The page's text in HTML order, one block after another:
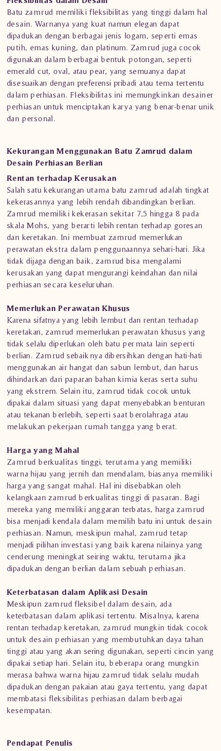
Batu zamrud memiliki fleksibilitas yang tinggi dalam hal
desain. Warnanya yang kuat namun elegan dapat
dipadukan dengan berbagai jenis logam, seperti emas
putih, emas kuning, dan platinum. Zamrud juga cocok
digunakan dalam berbagai bentuk potongan, seperti
emerald cut, oval, atau pear, yang semuanya dapat
disesuaikan dengan preferensi pribadi atau tema tertentu
dalam perhiasan. Fleksibilitas ini memungkinkan desainer
perhiasan untuk menciptakan karya yang benar-benar unik
dan personal.
Kekurangan Menggunakan Batu Zamrud dalam
Desain Perhiasan Berlian
Rentan terhadap Kerusakan
Salah satu kekurangan utama batu zamrud adalah tingkat
kekerasannya yang lebih rendah dibandingkan berlian.
Zamrud memiliki kekerasan sekitar 7,5 hingga 8 pada
skala Mohs, yang berarti lebih rentan terhadap goresan
dan keretakan. Ini membuat zamrud memerlukan
perawatan ekstra dalam penggunaannya sehari-hari. Jika
tidak dijaga dengan baik, zamrud bisa mengalami
kerusakan yang dapat mengurangi keindahan dan nilai
perhiasan secara keseluruhan.
Memerlukan Perawatan Khusus
Karena sifatnya yang lebih lembut dan rentan terhadap
keretakan, zamrud memerlukan perawatan khusus yang
tidak selalu diperlukan oleh batu permata lain seperti
berlian. Zamrud sebaiknya dibersihkan dengan hati-hati
menggunakan air hangat dan sabun lembut, dan harus
dihindarkan dari paparan bahan kimia keras serta suhu
yang ekstrem. Selain itu, zamrud tidak cocok untuk
dipakai dalam situasi yang dapat menyebabkan benturan
atau tekanan berlebih, seperti saat berolahraga atau
melakukan pekerjaan rumah tangga yang berat.
Harga yang Mahal
Zamrud berkualitas tinggi, terutama yang memiliki
warna hijau yang jernih dan mendalam, biasanya memiliki
harga yang sangat mahal. Hal ini disebabkan oleh
kelangkaan zamrud berkualitas tinggi di pasaran. Bagi
mereka yang memiliki anggaran terbatas, harga zamrud
bisa menjadi kendala dalam memilih batu ini untuk desain
perhiasan. Namun, meskipun mahal, zamrud tetap
menjadi pilihan investasi yang baik karena nilainya yang
cenderung meningkat seiring waktu, terutama jika
dipadukan dengan berlian dalam sebuah perhiasan.
Keterbatasan dalam Aplikasi Desain
Meskipun zamrud fleksibel dalam desain, ada
keterbatasan dalam aplikasi tertentu. Misalnya, karena
rentan terhadap keretakan, zamrud mungkin tidak cocok
untuk desain perhiasan yang membutuhkan daya tahan
tinggi atau yang akan sering digunakan, seperti cincin yang
dipakai setiap hari. Selain itu, beberapa orang mungkin
merasa bahwa warna hijau zamrud tidak selalu mudah
dipadukan dengan pakaian atau gaya tertentu, yang dapat
membatasi fleksibilitas perhiasan dalam berbagai
kesempatan.
Pendapat Penulis